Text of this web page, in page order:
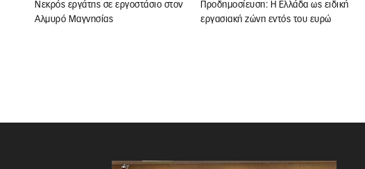
Νεκρός εργάτης σε εργοστάσιο στον
Αλμυρό Μαγνησίας
Προδημοσίευση: Η Ελλάδα ως ειδική
εργασιακή ζώνη εντός του ευρώ